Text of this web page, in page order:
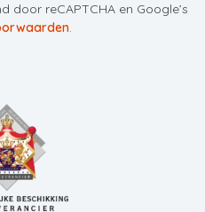
door reCAPTCHA en Google’s
.